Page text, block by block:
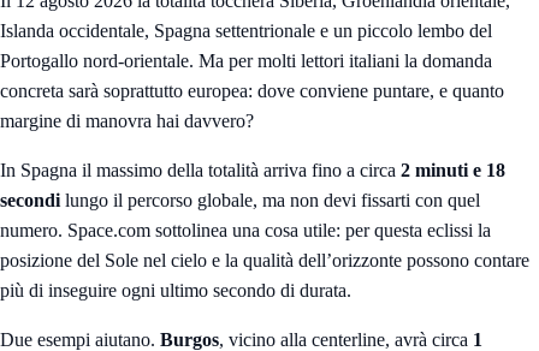
Islanda occidentale, Spagna settentrionale e un piccolo lembo del
Portogallo nord-orientale. Ma per molti lettori italiani la domanda
concreta sarà soprattutto europea: dove conviene puntare, e quanto
margine di manovra hai davvero?
In Spagna il massimo della totalità arriva fino a circa 2 minuti e 18
secondi lungo il percorso globale, ma non devi fissarti con quel
numero. Space.com sottolinea una cosa utile: per questa eclissi la
posizione del Sole nel cielo e la qualità dell’orizzonte possono contare
più di inseguire ogni ultimo secondo di durata.
Due esempi aiutano. Burgos, vicino alla centerline, avrà circa 1